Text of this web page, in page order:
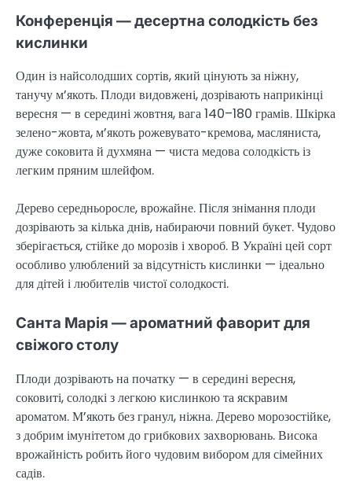
Конференція — десертна солодкість без
кислинки
Один із найсолодших сортів, який цінують за ніжну,
танучу м’якоть. Плоди видовжені, дозрівають наприкінці
вересня — в середині жовтня, вага 140–180 грамів. Шкірка
зелено-жовта, м’якоть рожевувато-кремова, масляниста,
дуже соковита й духмяна — чиста медова солодкість із
легким пряним шлейфом.
Дерево середньоросле, врожайне. Після знімання плоди
дозрівають за кілька днів, набираючи повний букет. Чудово
зберігається, стійке до морозів і хвороб. В Україні цей сорт
особливо улюблений за відсутність кислинки — ідеально
для дітей і любителів чистої солодкості.
Санта Марія — ароматний фаворит для
свіжого столу
Плоди дозрівають на початку — в середині вересня,
соковиті, солодкі з легкою кислинкою та яскравим
ароматом. М’якоть без гранул, ніжна. Дерево морозостійке,
з добрим імунітетом до грибкових захворювань. Висока
врожайність робить його чудовим вибором для сімейних
садів.